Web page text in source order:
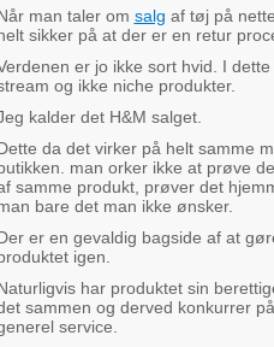
man taler om salg af tøj på
sikker på at der er en retur
er jo ikke sort hvid. I
og ikke niche produkter.
kalder det H&M salget.
da det virker på helt samme
man orker ikke at prøve
samme produkt, prøver det
bare det man ikke ønsker.
er en gevaldig bagside af at
igen.
har produktet sin
sammen og derved konkurrer
service.
af oplysninger fra
oplysninger